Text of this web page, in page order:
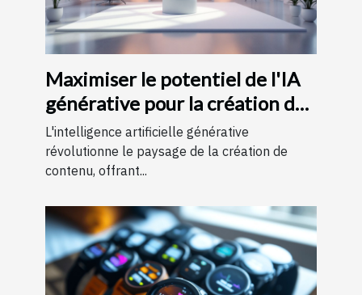
Maximiser le potentiel de l'IA
générative pour la création de
contenu
L'intelligence artificielle générative
révolutionne le paysage de la création de
contenu, offrant...